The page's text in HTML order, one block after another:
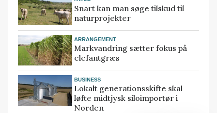
Snart kan man søge tilskud til
naturprojekter
ARRANGEMENT
Markvandring sætter fokus på
elefantgræs
BUSINESS
Lokalt generationsskifte skal
løfte midtjysk siloimportør i
Norden